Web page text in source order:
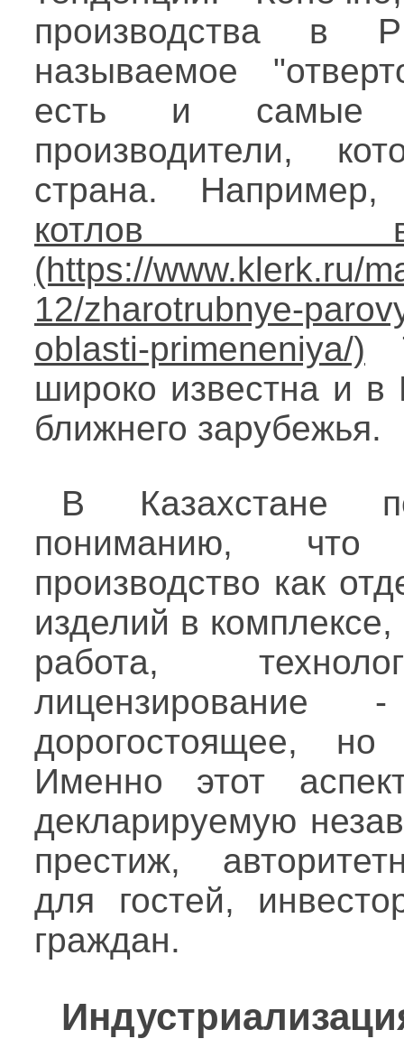
производства в
называемое
есть и самые
производители,
страна.
котлов в
широко известна и в
ближнего зарубежья.
В Казахстане
пониманию, что
производство как
изделий в комплексе,
работа,
дорогостоящее,
Именно этот
декларируемую
престиж,
для гостей,
граждан.